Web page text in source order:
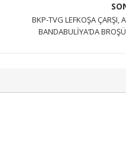
BKP-TVG LEFKOŞA ÇARŞI,
BANDABULİYA’DA